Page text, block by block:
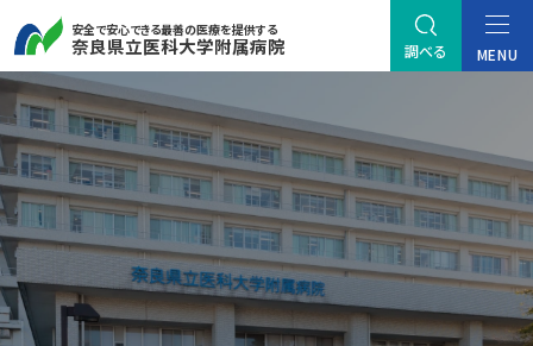
MENU
調べる
安全で安心できる最善の医療を提供する
奈良県立医科大学附属病院